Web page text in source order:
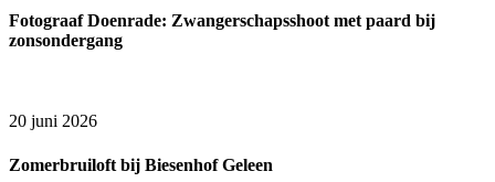
Fotograaf Doenrade: Zwangerschapsshoot met paard bij
zonsondergang
20 juni 2026
Zomerbruiloft bij Biesenhof Geleen